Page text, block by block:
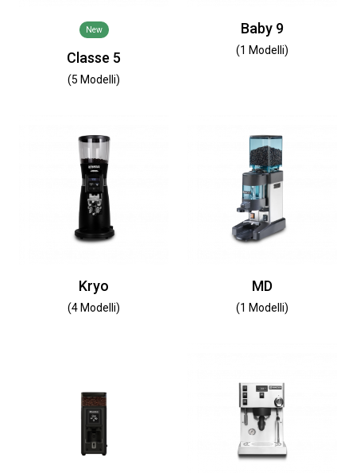
New
Classe 5
(5 Modelli)
Baby 9
(1 Modelli)
Kryo
(4 Modelli)
MD
(1 Modelli)